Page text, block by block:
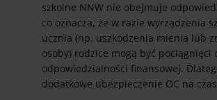
szkolne NNW nie obejmuje
co oznacza, że w razie wyrządzenia
ucznia (np. uszkodzenia mienia lub
osoby) rodzice mogą być pociągnięci
odpowiedzialności finansowej.
dodatkowe ubezpieczenie OC na